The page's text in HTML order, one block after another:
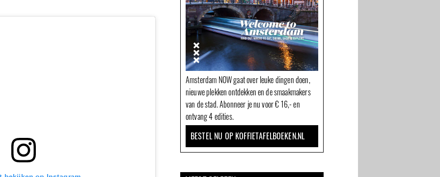
Amsterdam NOW gaat over leuke dingen doen,
nieuwe plekken ontdekken en de smaakmakers
van de stad. Abonneer je nu voor € 16,- en
ontvang 4 edities.
BESTEL NU OP KOFFIETAFELBOEKEN.NL